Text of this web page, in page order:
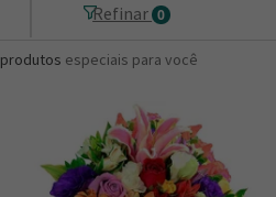
Refinar 0
produtos especiais para você